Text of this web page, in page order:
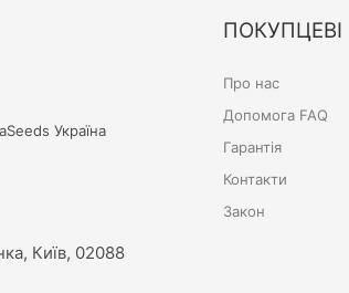
Україна
Київ, 02088
ПОКУПЦЕВІ
Про нас
Допомога FAQ
Гарантія
Контакти
Закон